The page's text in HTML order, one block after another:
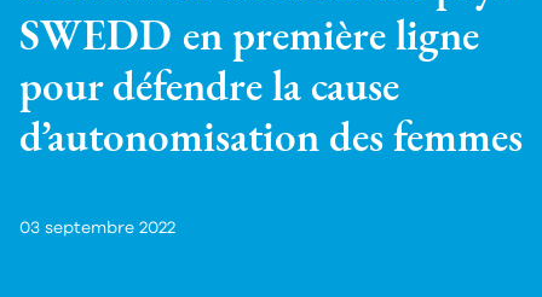
SWEDD en première ligne
pour défendre la cause
d’autonomisation des femmes
03 septembre 2022